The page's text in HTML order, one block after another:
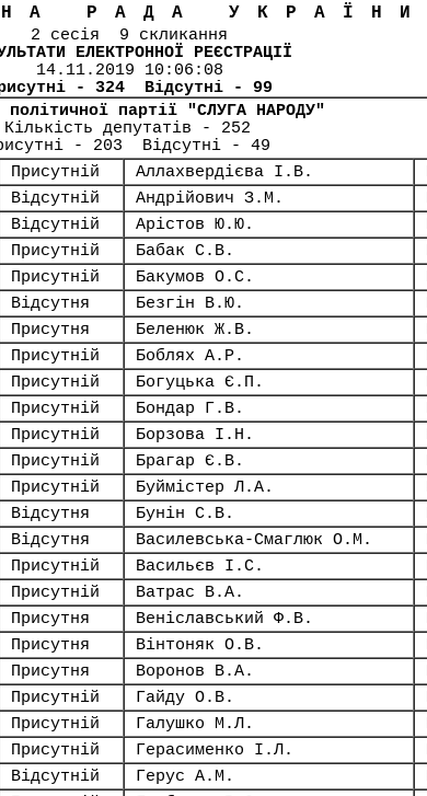
РАДА УКРАЇНИ
2 сесія 9 скликання
ЕЛЕКТРОННОЇ РЕЄСТРАЦІЇ
14.11.2019 10:06:08
- 324 Відсутні - 99
політичної партії "СЛУГА НАРОДУ"
Кількість депутатів - 252
- 203 Відсутні - 49
Присутній Аллахвердієва І.В.
Відсутній Андрійович З.М.
Відсутній Арістов Ю.Ю.
Присутній Бабак С.В.
Присутній Бакумов О.С.
Відсутня Безгін В.Ю.
Присутня Беленюк Ж.В.
Присутній Боблях А.Р.
Присутній Богуцька Є.П.
Присутній Бондар Г.В.
Присутній Борзова І.Н.
Присутній Брагар Є.В.
Присутній Буймістер Л.А.
Відсутня Бунін С.В.
Відсутня Василевська-Смаглюк О.М.
Присутній Васильєв І.С.
Присутній Ватрас В.А.
Присутня Веніславський Ф.В.
Присутня Вінтоняк О.В.
Присутня Воронов В.А.
Присутній Гайду О.В.
Присутній Галушко М.Л.
Присутній Герасименко І.Л.
Відсутній Герус А.М.